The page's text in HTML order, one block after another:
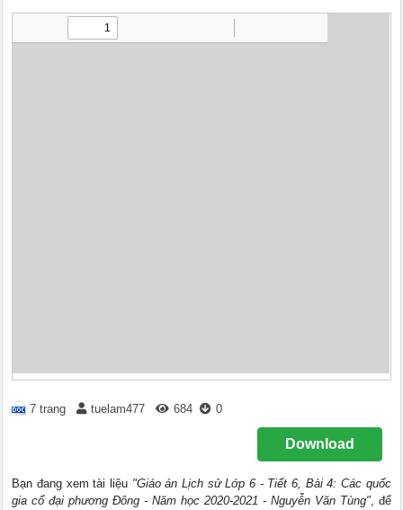
7 trang tuelam477 684 0
Download
Bạn đang xem tài liệu "Giáo án Lịch sử Lớp 6 - Tiết 6, Bài 4: Các quốc
gia cổ đại phương Đông - Năm học 2020-2021 - Nguyễn Văn Tùng", để